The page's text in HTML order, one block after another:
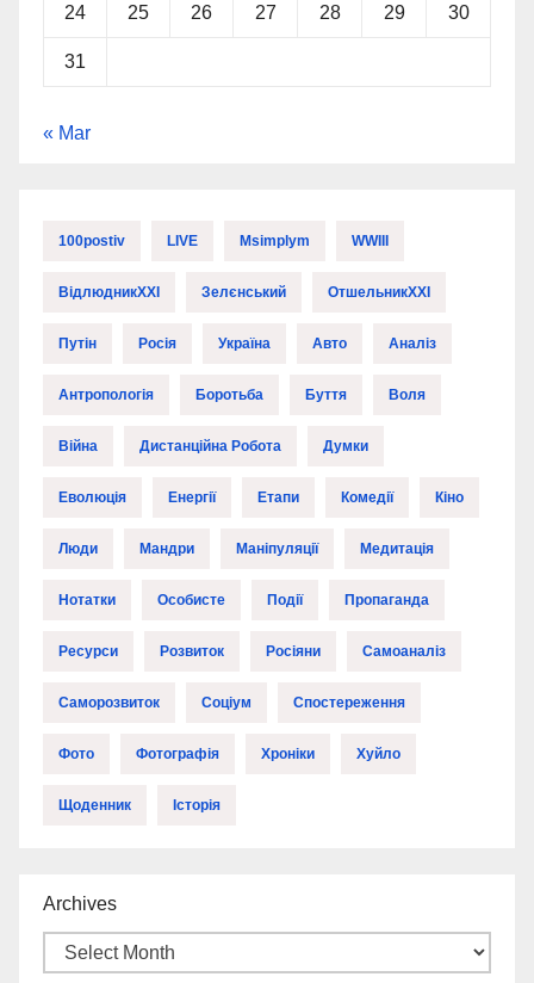
24 25 26 27 28 29 30
31
« Mar
100postiv LIVE Msimplym WWIII
ВідлюдникXXI Зелєнський ОтшельникXXI
Путін Росія Україна Авто Аналіз
Антропологія Боротьба Буття Воля
Війна Дистанційна Робота Думки
Еволюція Енергії Етапи Комедії Кіно
Люди Мандри Маніпуляції Медитація
Нотатки Особисте Події Пропаганда
Ресурси Розвиток Росіяни Самоаналіз
Саморозвиток Соціум Спостереження
Фото Фотографія Хроніки Хуйло
Щоденник Історія
Archives